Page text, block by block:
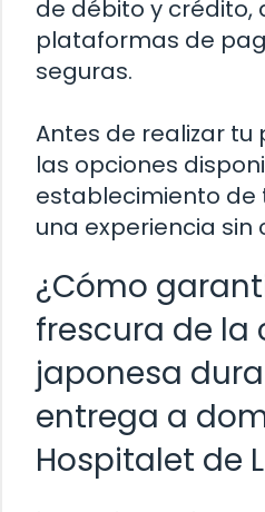
de débito y crédito,
plataformas de
seguras.
Antes de realizar tu
las opciones
establecimiento de
una experiencia
¿Cómo
frescura de la
japonesa
entrega a
Hospitalet de